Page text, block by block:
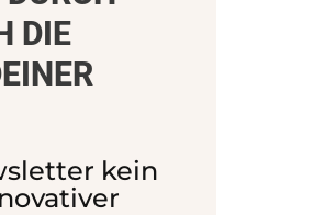
DIE
kein